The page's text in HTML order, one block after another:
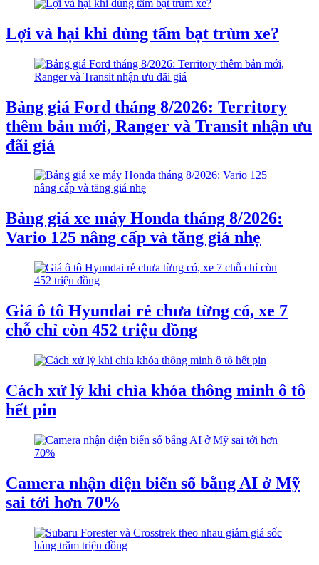
Lợi và hại khi dùng tấm bạt trùm xe?
Bảng giá Ford tháng 8/2026: Territory
thêm bản mới, Ranger và Transit nhận ưu
đãi giá
Bảng giá xe máy Honda tháng 8/2026:
Vario 125 nâng cấp và tăng giá nhẹ
Giá ô tô Hyundai rẻ chưa từng có, xe 7
chỗ chỉ còn 452 triệu đồng
Cách xử lý khi chìa khóa thông minh ô tô
hết pin
Camera nhận diện biển số bằng AI ở Mỹ
sai tới hơn 70%